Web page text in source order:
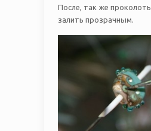
После, так же
залить прозрачным.